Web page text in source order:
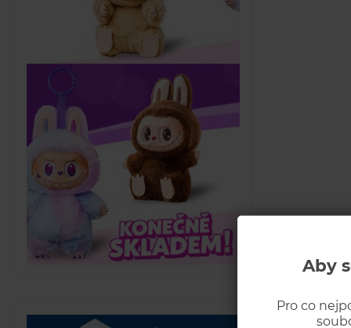
Aby
Pro co